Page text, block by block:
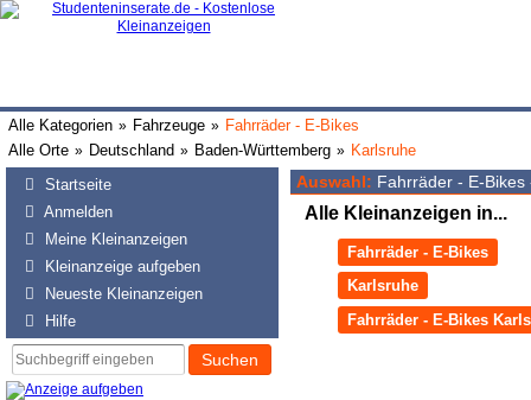
Alle Kategorien » Fahrzeuge » Fahrräder - E-Bikes
Alle Orte » Deutschland » Baden-Württemberg » Karlsruhe
Startseite
Anmelden
Meine Kleinanzeigen
Kleinanzeige aufgeben
Neueste Kleinanzeigen
Hilfe
Suchen
Auswahl: Fahrräder - E-Bikes
Alle Kleinanzeigen in...
Fahrräder - E-Bikes
Karlsruhe
Fahrräder - E-Bikes